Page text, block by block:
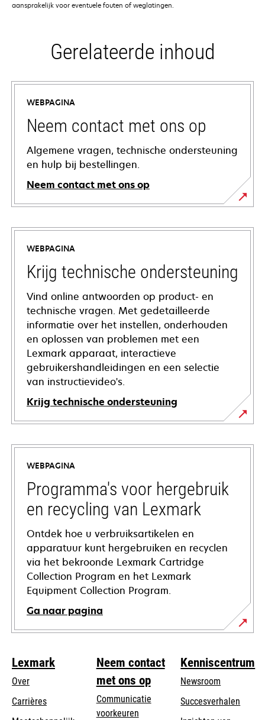
aansprakelijk voor eventuele fouten of weglatingen.
Gerelateerde inhoud
WEBPAGINA
Neem contact met ons op
Algemene vragen, technische ondersteuning
en hulp bij bestellingen.
Neem contact met ons op
WEBPAGINA
Krijg technische ondersteuning
Vind online antwoorden op product- en
technische vragen. Met gedetailleerde
informatie over het instellen, onderhouden
en oplossen van problemen met een
Lexmark apparaat, interactieve
gebruikershandleidingen en een selectie
van instructievideo's.
Krijg technische ondersteuning
opens
in
new
tab
WEBPAGINA
Programma's voor hergebruik
en recycling van Lexmark
Ontdek hoe u verbruiksartikelen en
apparatuur kunt hergebruiken en recyclen
via het bekroonde Lexmark Cartridge
Collection Program en het Lexmark
Equipment Collection Program.
Ga naar pagina
Lexmark
Over
Carrières
Neem contact
met ons op
Communicatie
voorkeuren
Kenniscentrum
Newsroom
Succesverhalen